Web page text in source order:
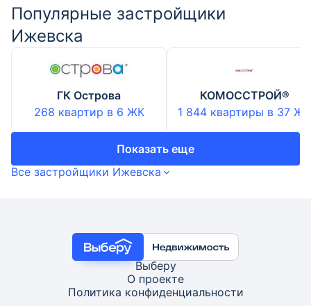
Популярные застройщики
Ижевска
ГК Острова
268 квартир в 6 ЖК
КОМОССТРОЙ®
1 844 квартиры в 37 ЖК
Показать еще
Все застройщики Ижевска
Выберу
О проекте
Политика конфиденциальности